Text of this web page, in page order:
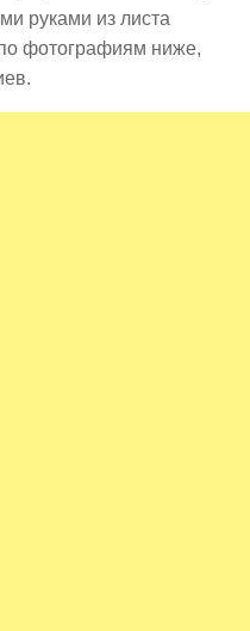
руками из листа
фотографиям ниже,